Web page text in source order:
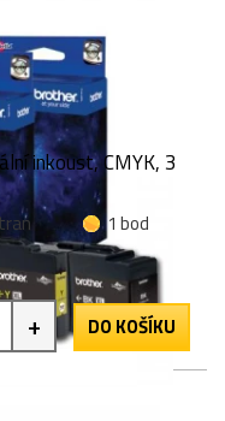
inkoust, CMYK, 3
1 bod
+ DO KOŠÍKU